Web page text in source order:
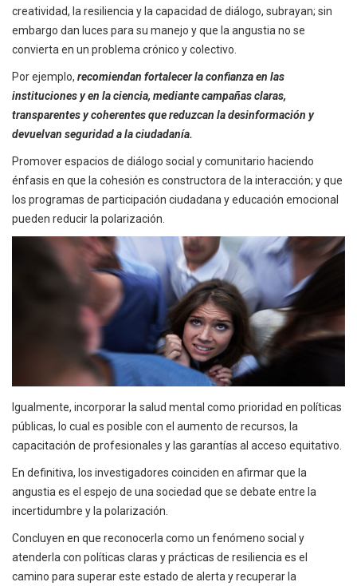
creatividad, la resiliencia y la capacidad de diálogo, subrayan; sin
embargo dan luces para su manejo y que la angustia no se
convierta en un problema crónico y colectivo.
Por ejemplo, recomiendan fortalecer la confianza en las
instituciones y en la ciencia, mediante campañas claras,
transparentes y coherentes que reduzcan la desinformación y
devuelvan seguridad a la ciudadanía.
Promover espacios de diálogo social y comunitario haciendo
énfasis en que la cohesión es constructora de la interacción; y que
los programas de participación ciudadana y educación emocional
pueden reducir la polarización.
Igualmente, incorporar la salud mental como prioridad en políticas
públicas, lo cual es posible con el aumento de recursos, la
capacitación de profesionales y las garantías al acceso equitativo.
En definitiva, los investigadores coinciden en afirmar que la
angustia es el espejo de una sociedad que se debate entre la
incertidumbre y la polarización.
Concluyen en que reconocerla como un fenómeno social y
atenderla con políticas claras y prácticas de resiliencia es el
camino para superar este estado de alerta y recuperar la